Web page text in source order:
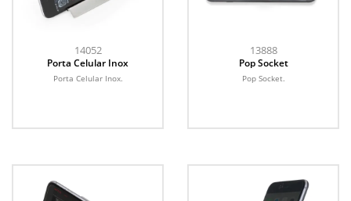
14052
Porta Celular Inox
Porta Celular Inox.
13888
Pop Socket
Pop Socket.